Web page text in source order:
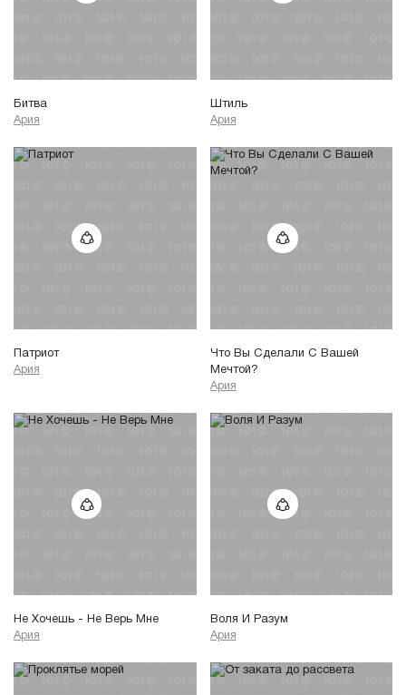
Битва
Ария
Штиль
Ария
Патриот
Ария
Что Вы Сделали С Вашей
Мечтой?
Ария
Не Хочешь - Не Верь Мне
Ария
Воля И Разум
Ария